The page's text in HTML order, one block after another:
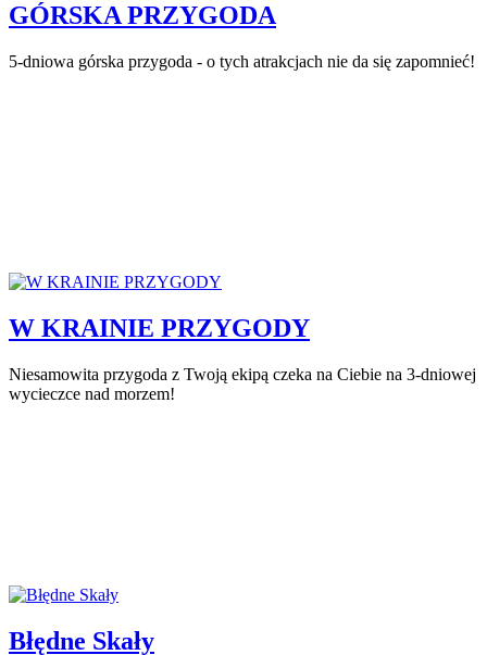
GÓRSKA PRZYGODA
5-dniowa górska przygoda - o tych atrakcjach nie da się zapomnieć!
W KRAINIE PRZYGODY
Niesamowita przygoda z Twoją ekipą czeka na Ciebie na 3-dniowej
wycieczce nad morzem!
Błędne Skały